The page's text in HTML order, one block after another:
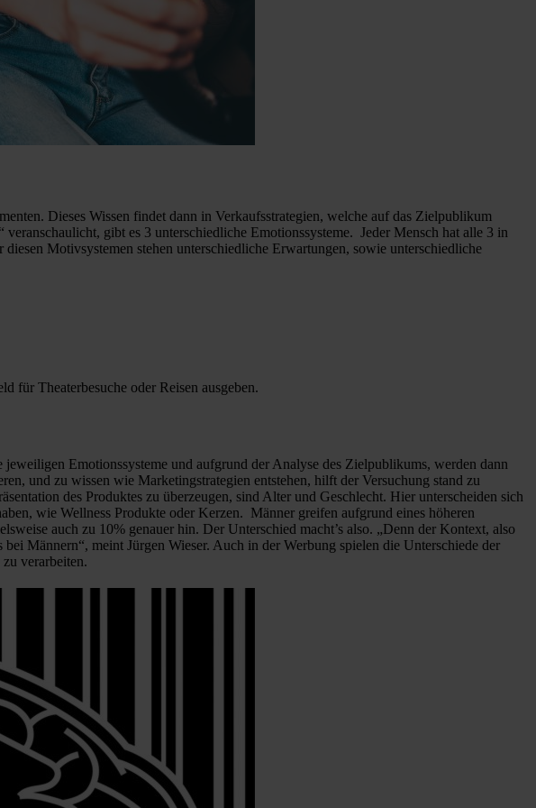
Dieses Wissen findet dann in Verkaufsstrategien, welche auf das Zielpublikum
“ veranschaulicht, gibt es 3 unterschiedliche Emotionssysteme. Jeder Mensch hat alle 3 in
Motivsystemen stehen unterschiedliche Erwartungen, sowie unterschiedliche
für Theaterbesuche oder Reisen ausgeben.
Emotionssysteme und aufgrund der Analyse des Zielpublikums, werden dann
und zu wissen wie Marketingstrategien entstehen, hilft der Versuchung stand zu
des Produktes zu überzeugen, sind Alter und Geschlecht. Hier unterscheiden sich
wie Wellness Produkte oder Kerzen. Männer greifen aufgrund eines höheren
auch zu 10% genauer hin. Der Unterschied macht’s also. „Denn der Kontext, also
Männern“, meint Jürgen Wieser. Auch in der Werbung spielen die Unterschiede der
verarbeiten.